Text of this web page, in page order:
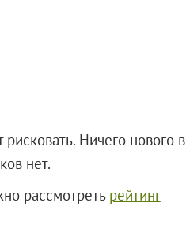
Ничего нового в
нет.
рассмотреть рейтинг